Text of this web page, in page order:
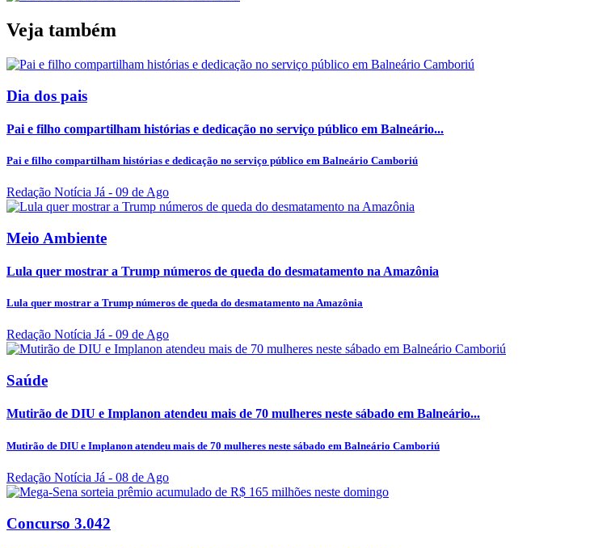
Veja também
Dia dos pais
Pai e filho compartilham histórias e dedicação no serviço público em Balneário...
Pai e filho compartilham histórias e dedicação no serviço público em Balneário Camboriú
Redação Notícia Já - 09 de Ago
Meio Ambiente
Lula quer mostrar a Trump números de queda do desmatamento na Amazônia
Lula quer mostrar a Trump números de queda do desmatamento na Amazônia
Redação Notícia Já - 09 de Ago
Saúde
Mutirão de DIU e Implanon atendeu mais de 70 mulheres neste sábado em Balneário...
Mutirão de DIU e Implanon atendeu mais de 70 mulheres neste sábado em Balneário Camboriú
Redação Notícia Já - 08 de Ago
Concurso 3.042